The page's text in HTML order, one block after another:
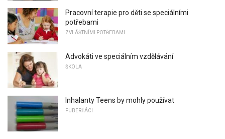
Pracovní terapie pro děti se speciálními
potřebami
ZVLÁŠTNÍMI POTŘEBAMI
Advokáti ve speciálním vzdělávání
ŠKOLA
Inhalanty Teens by mohly používat
PUBERŤÁCI